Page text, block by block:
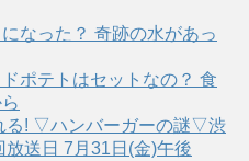
なった？ 奇跡の水があっ
ポテトはセットなの？ 食
る! ▽ハンバーガーの謎▽渋
送日 7月31日(金)午後